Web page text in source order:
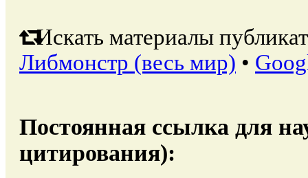
Искать материалы
Либмонстр (весь мир) •
Постоянная ссылка для
цитирования):